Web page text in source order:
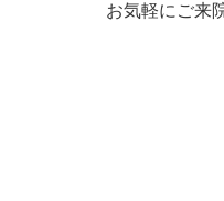
お気軽にご来